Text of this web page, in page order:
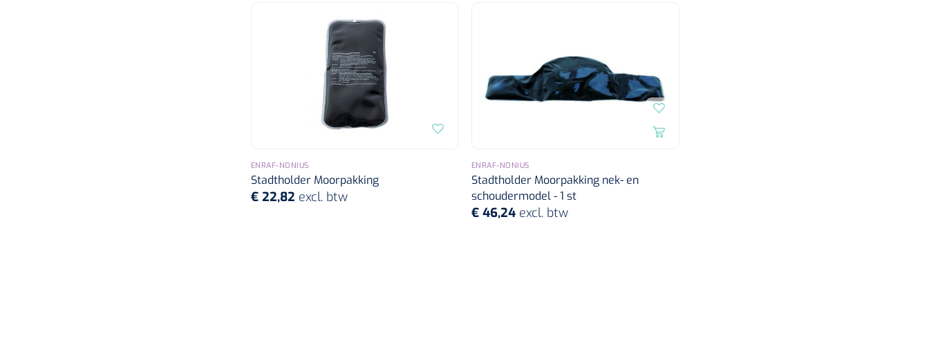
ENRAF-NONIUS
Stadtholder Moorpakking
€ 22,82 excl. btw
ENRAF-NONIUS
Stadtholder Moorpakking nek- en
schoudermodel - 1 st
€ 46,24 excl. btw